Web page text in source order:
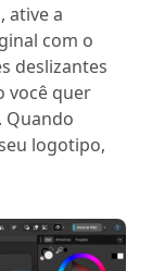
ative a
com o
deslizantes
você quer
Quando
logotipo,